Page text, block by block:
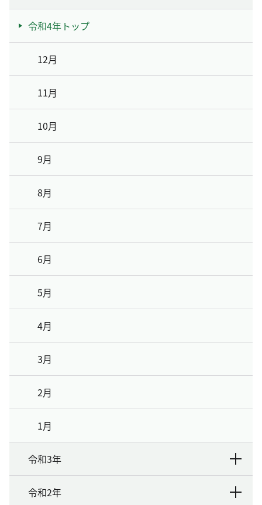
令和4年トップ
12月
11月
10月
9月
8月
7月
6月
5月
4月
3月
2月
1月
令和3年
令和2年